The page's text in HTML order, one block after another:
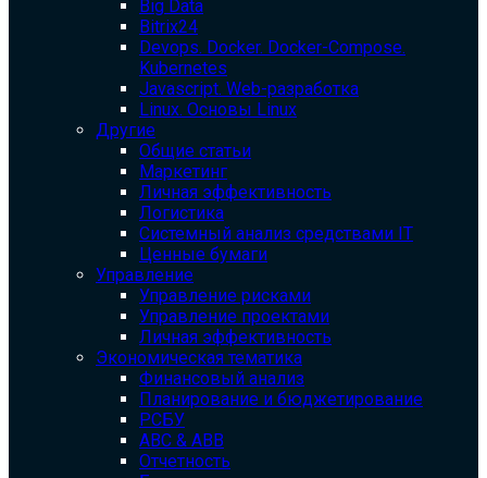
Big Data
Bitrix24
Devops. Docker. Docker-Compose.
Kubernetes
Javascript. Web-разработка
Linux. Основы Linux
Другие
Общие статьи
Маркетинг
Личная эффективность
Логистика
Системный анализ средствами IT
Ценные бумаги
Управление
Управление рисками
Управление проектами
Личная эффективность
Экономическая тематика
Финансовый анализ
Планирование и бюджетирование
РСБУ
ABC & ABB
Отчетность